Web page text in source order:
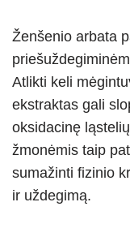
Ženšenio arbata
Atlikti keli
ekstraktas gali
oksidacinę
žmonėmis taip
sumažinti fizinio
ir uždegimą.